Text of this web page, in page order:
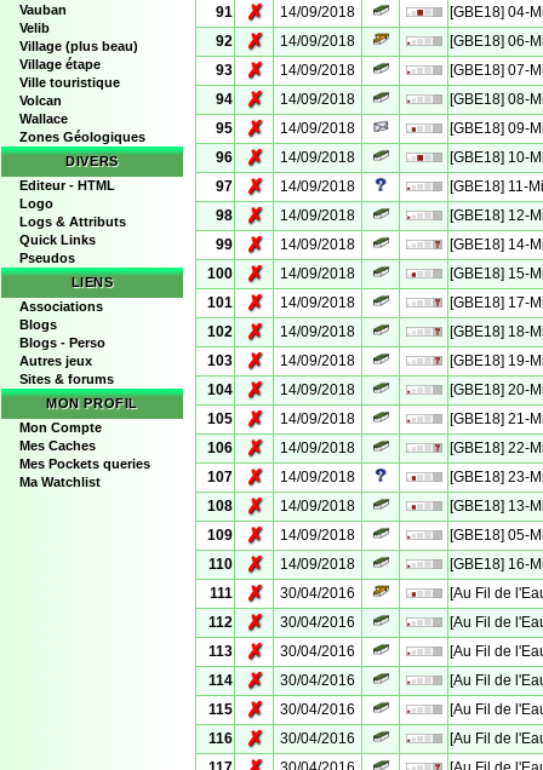
Vauban
Velib
Village (plus beau)
Village étape
Ville touristique
Volcan
Wallace
Zones Géologiques
DIVERS
Editeur - HTML
Logo
Logs & Attributs
Quick Links
Pseudos
LIENS
Associations
Blogs
Blogs - Perso
Autres jeux
Sites & forums
MON PROFIL
Mon Compte
Mes Caches
Mes Pockets queries
Ma Watchlist
91
✗ 14/09/2018
[GBE18] 04-
92
✗ 14/09/2018
[GBE18] 06-
93
✗ 14/09/2018
[GBE18] 07-
94
✗ 14/09/2018
[GBE18] 08-
95
✗ 14/09/2018
[GBE18] 09-
96
✗ 14/09/2018
[GBE18] 10-
97
✗ 14/09/2018
[GBE18] 11-
98
✗ 14/09/2018
[GBE18] 12-
99
✗ 14/09/2018
[GBE18] 14-
100
✗ 14/09/2018
[GBE18] 15-
101
✗ 14/09/2018
[GBE18] 17-
102
✗ 14/09/2018
[GBE18] 18-
103
✗ 14/09/2018
[GBE18] 19-
104
✗ 14/09/2018
[GBE18] 20-
105
✗ 14/09/2018
[GBE18] 21-
106
✗ 14/09/2018
[GBE18] 22-
107
✗ 14/09/2018
[GBE18] 23-
108
✗ 14/09/2018
[GBE18] 13-
109
✗ 14/09/2018
[GBE18] 05-
110
✗ 14/09/2018
[GBE18] 16-
111
✗ 30/04/2016
[Au Fil de
112
✗ 30/04/2016
[Au Fil de
113
✗ 30/04/2016
[Au Fil de
114
✗ 30/04/2016
[Au Fil de
115
✗ 30/04/2016
[Au Fil de
116
✗ 30/04/2016
[Au Fil de